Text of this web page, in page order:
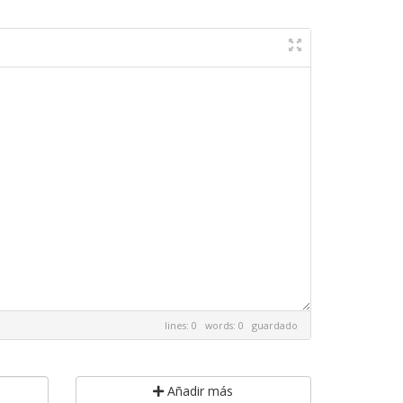
lines: 0 words: 0 guardado
Añadir más